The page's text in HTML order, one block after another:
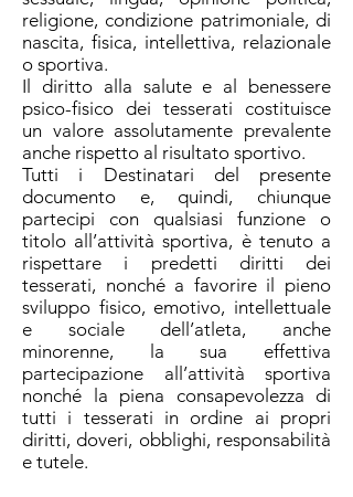
religione, condizione patrimoniale, di
nascita, fisica, intellettiva, relazionale
o sportiva.
Il diritto alla salute e al benessere
psico-fisico dei tesserati costituisce
un valore assolutamente prevalente
anche rispetto al risultato sportivo.
Tutti i Destinatari del presente
documento e, quindi, chiunque
partecipi con qualsiasi funzione o
titolo all’attività sportiva, è tenuto a
rispettare i predetti diritti dei
tesserati, nonché a favorire il pieno
sviluppo fisico, emotivo, intellettuale
e sociale dell’atleta, anche
minorenne, la sua effettiva
partecipazione all’attività sportiva
nonché la piena consapevolezza di
tutti i tesserati in ordine ai propri
diritti, doveri, obblighi, responsabilità
e tutele.